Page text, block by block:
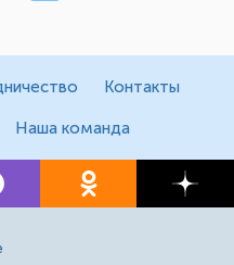
Контакты
Наша команда